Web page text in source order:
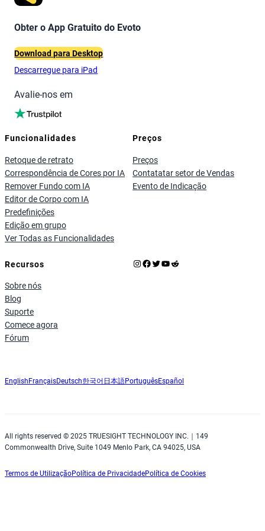
Obter o App Gratuito do Evoto
Download para Desktop
Descarregue para iPad
Avalie-nos em
Funcionalidades
Retoque de retrato
Correspondência de Cores por IA
Remover Fundo com IA
Editor de Corpo com IA
Predefinições
Edição em grupo
Ver Todas as Funcionalidades
Preços
Preços
Contatatar setor de Vendas
Evento de Indicação
Recursos
Sobre nós
Blog
Suporte
Comece agora
Fórum
Instagram
Facebook
X YouTube
Reddit
English FrançaisDeutsch한국어 日本語PortuguêsEspañol
All rights reserved © 2025 TRUESIGHT TECHNOLOGY INC.｜149
Commonwealth Drive, Suite 1049 Menlo Park, CA 94025, USA
Termos de UtilizaçãoPolítica de PrivacidadePolítica de Cookies